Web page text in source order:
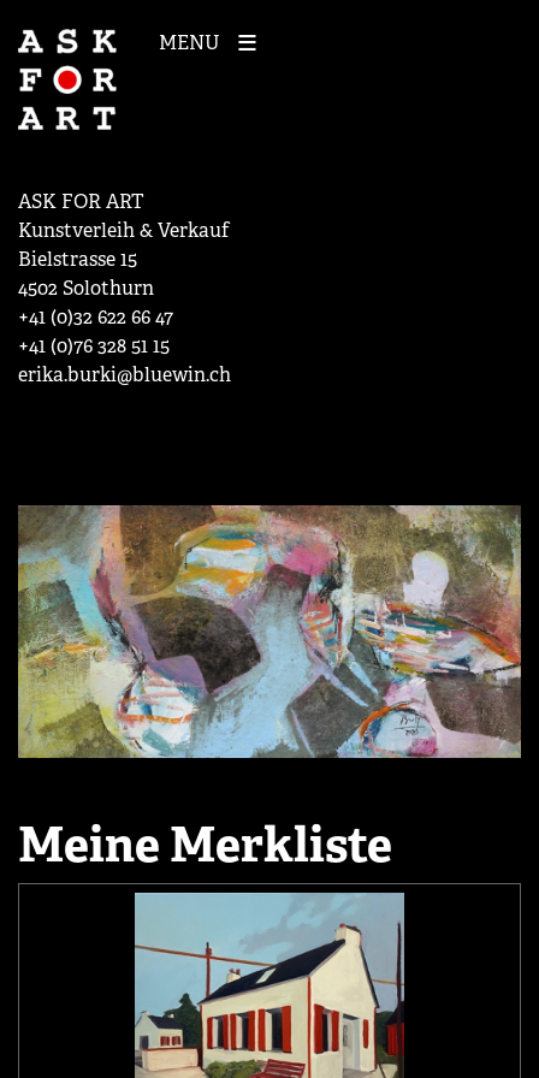
MENU
ASK FOR ART
Kunstverleih & Verkauf
Bielstrasse 15
4502 Solothurn
+41 (0)32 622 66 47
+41 (0)76 328 51 15
erika.burki@bluewin.ch
Meine Merkliste